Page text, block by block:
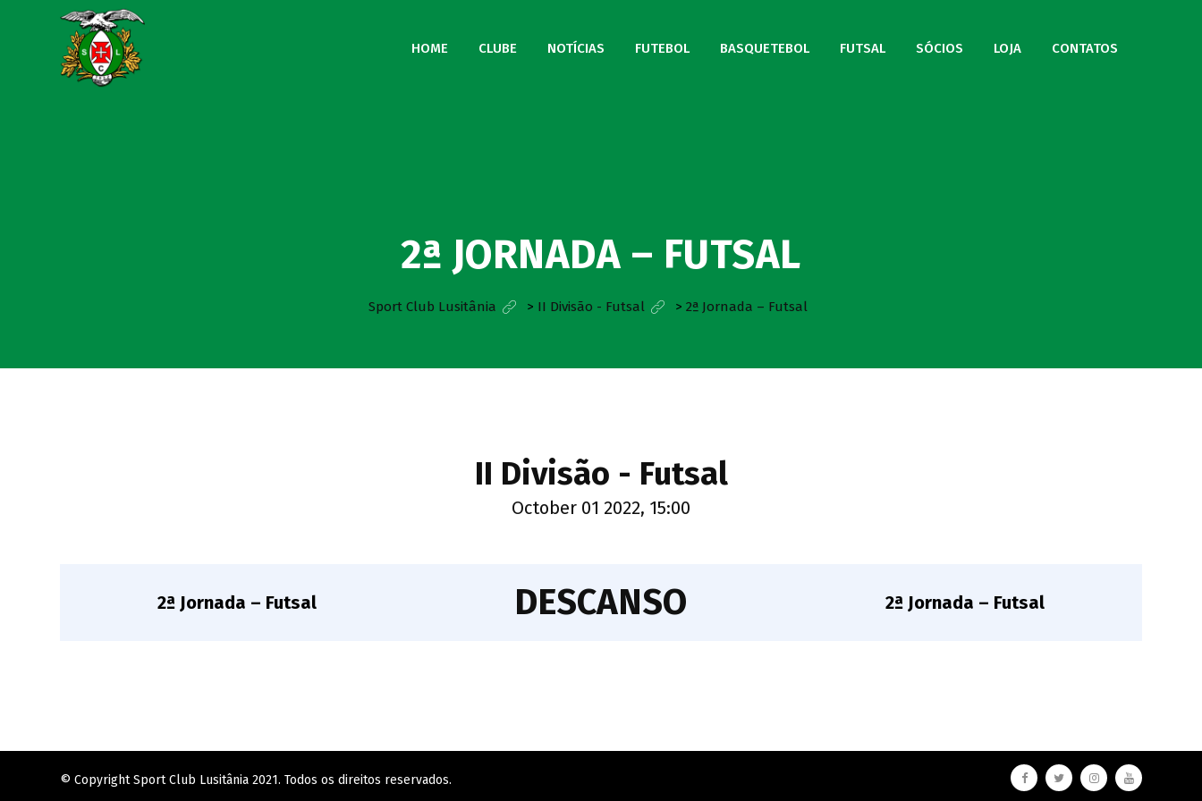
HOME CLUBE NOTÍCIAS FUTEBOL BASQUETEBOL FUTSAL SÓCIOS LOJA CONTATOS
2ª JORNADA – FUTSAL
Sport Club Lusitânia > II Divisão - Futsal > 2ª Jornada – Futsal
II Divisão - Futsal
October 01 2022, 15:00
2ª Jornada – Futsal DESCANSO 2ª Jornada – Futsal
© Copyright Sport Club Lusitânia 2021. Todos os direitos reservados.